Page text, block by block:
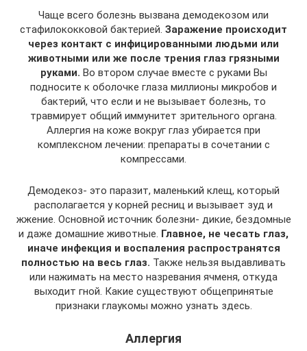
Чаще всего болезнь вызвана демодекозом или
стафилококковой бактерией. Заражение происходит
через контакт с инфицированными людьми или
животными или же после трения глаз грязными
руками. Во втором случае вместе с руками Вы
подносите к оболочке глаза миллионы микробов и
бактерий, что если и не вызывает болезнь, то
травмирует общий иммунитет зрительного органа.
Аллергия на коже вокруг глаз убирается при
комплексном лечении: препараты в сочетании с
компрессами.
Демодекоз- это паразит, маленький клещ, который
располагается у корней ресниц и вызывает зуд и
жжение. Основной источник болезни- дикие, бездомные
и даже домашние животные. Главное, не чесать глаз,
иначе инфекция и воспаления распространятся
полностью на весь глаз. Также нельзя выдавливать
или нажимать на место назревания ячменя, откуда
выходит гной. Какие существуют общепринятые
признаки глаукомы можно узнать здесь.
Аллергия